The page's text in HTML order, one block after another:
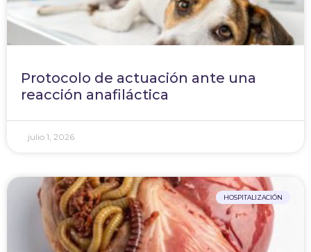
Protocolo de actuación ante una
reacción anafiláctica
julio 1, 2026
HOSPITALIZACIÓN